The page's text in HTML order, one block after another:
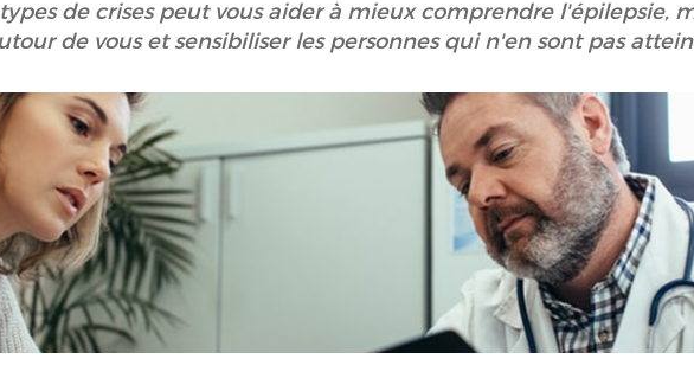
de crises peut vous aider à mieux comprendre l'épilepsie,
de vous et sensibiliser les personnes qui n'en sont pas